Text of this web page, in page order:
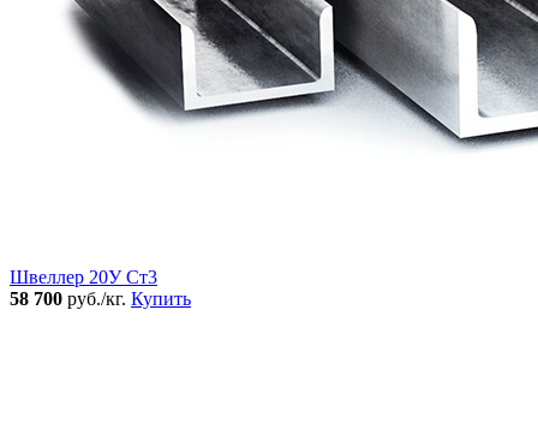
Швеллер 20У Ст3
58 700 руб./кг. Купить